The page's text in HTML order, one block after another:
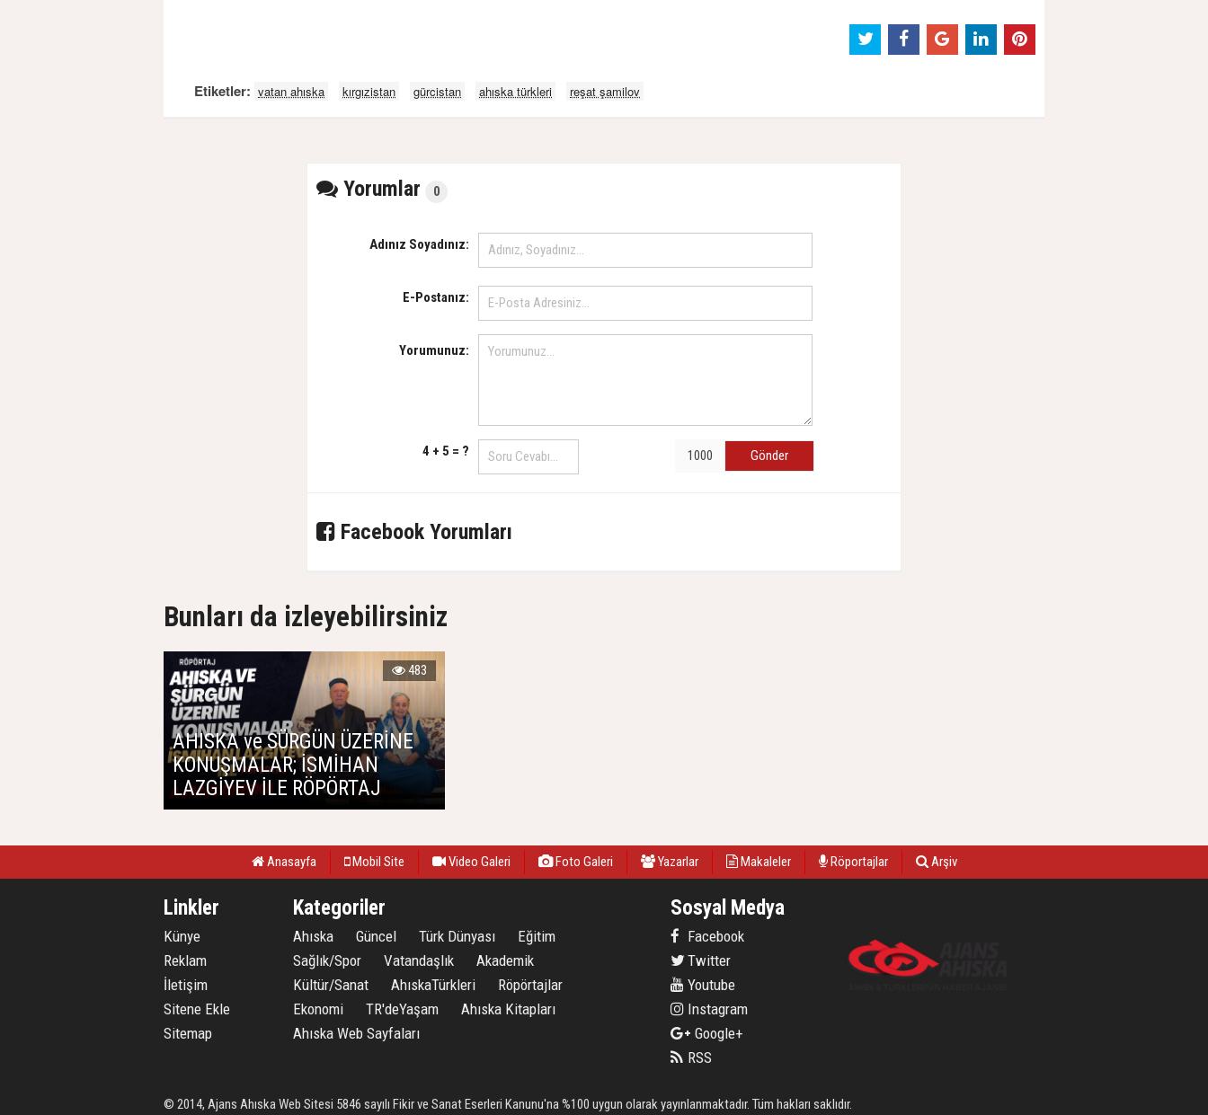
Etiketler: vatan ahıska kırgızistan gürcistan ahıska türkleri reşat şamilov
Yorumlar 0
Adınız Soyadınız:
E-Postanız:
Yorumunuz:
4 + 5 = ? Gönder
Facebook Yorumları
Bunları da izleyebilirsiniz
AHISKA ve SÜRGÜN ÜZERİNE
KONUŞMALAR; İSMİHAN
LAZGİYEV İLE RÖPÖRTAJ
483
Anasayfa Mobil Site Video Galeri Foto Galeri Yazarlar Makaleler Röportajlar Arşiv
Linkler
Künye
Reklam
İletişim
Sitene Ekle
Sitemap
Kategoriler
Ahıska Güncel Türk Dünyası
Eğitim
Sağlık/Spor
Vatandaşlık
Akademik
Kültür/Sanat
AhıskaTürkleri
Röpörtajlar
Ekonomi
TR'deYaşam
Ahıska Kitapları
Ahıska Web Sayfaları
Sosyal Medya
Facebook
Twitter
Youtube
Instagram
Google+
RSS
© 2014, Ajans Ahıska Web Sitesi 5846 sayılı Fikir ve Sanat Eserleri Kanunu'na %100 uygun olarak yayınlanmaktadır. Tüm hakları saklıdır.